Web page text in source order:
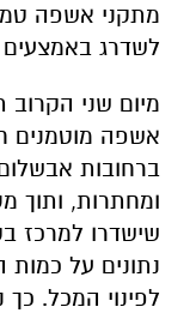
מתקני אשפה
לשדרג באמצעים
אשפה מוטמנים
ברחובות
ומחתרות, ותוך
שישדרו למרכז
נתונים על
לפינוי המכל. כך